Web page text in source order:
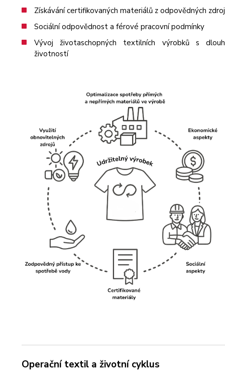
Získávání certifikovaných materiálů z odpovědných
Sociální odpovědnost a férové pracovní podmínky
Vývoj životaschopných textilních výrobků s
životností
Operační textil a životní cyklus